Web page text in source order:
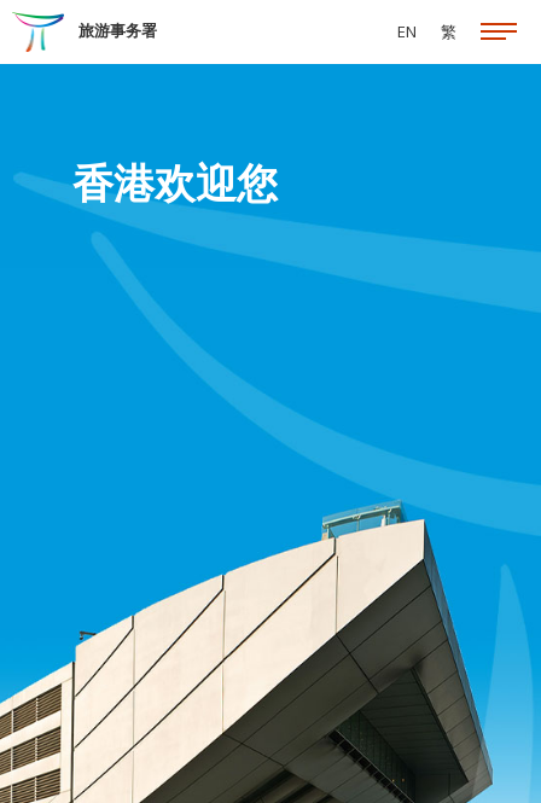
跳至主要内容
旅游事务署 EN 繁
香港欢迎您